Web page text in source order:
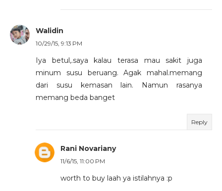
Walidin
10/29/15, 9:13 PM
Iya betul,.saya kalau terasa mau sakit juga
minum susu beruang. Agak mahal.memang
dari susu kemasan lain. Namun rasanya
memang beda banget
Reply
Rani Novariany
11/6/15, 11:00 PM
worth to buy laah ya istilahnya :p